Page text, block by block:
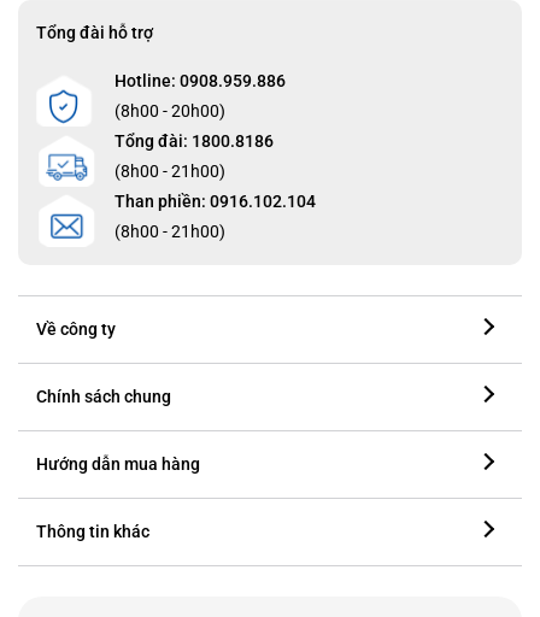
Tổng đài hỗ trợ
Hotline: 0908.959.886
(8h00 - 20h00)
Tổng đài: 1800.8186
(8h00 - 21h00)
Than phiền: 0916.102.104
(8h00 - 21h00)
Về công ty
Chính sách chung
Hướng dẫn mua hàng
Thông tin khác